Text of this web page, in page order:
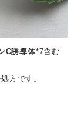
C誘導体*7含む
方です。